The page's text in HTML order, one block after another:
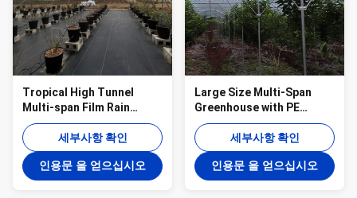
Tropical High Tunnel
Multi-span Film Rain
Shelter Greenhouse for
Plants Cultivation
세부사항 확인
인용문 을 얻으십시오
Large Size Multi-Span
Greenhouse with PE
Material for Grape and
Cherry Cultivation
세부사항 확인
인용문 을 얻으십시오